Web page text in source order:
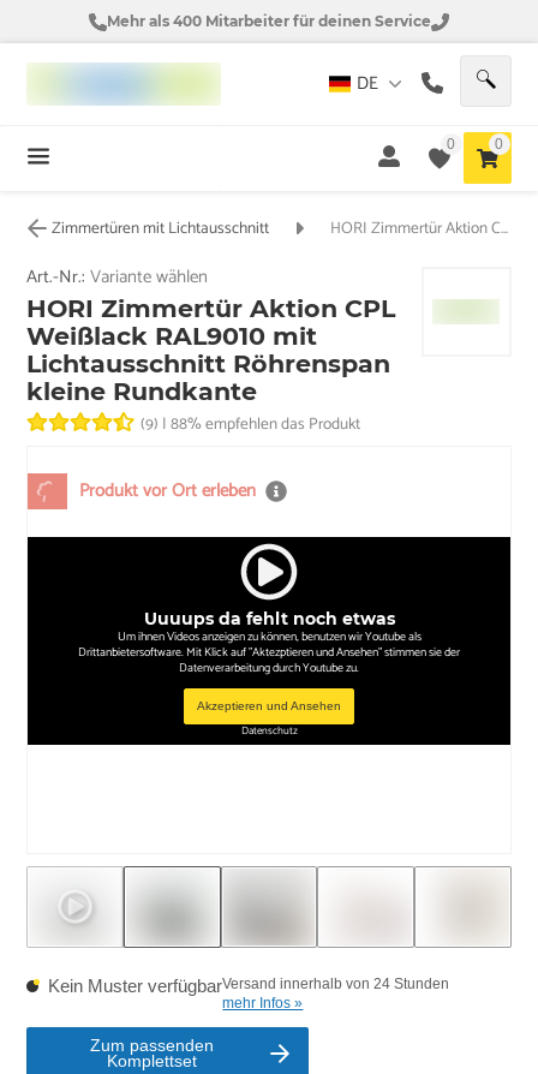
Mehr als 400 Mitarbeiter für deinen Service
DE
0 0
Zimmertüren mit Lichtausschnitt HORI Zimmertür Aktion CPL Weißlack RAL9010 mit Lichtausschnitt Röhrenspan kleine Rundkante
Produkt vor Ort erleben
Uuuups da fehlt noch etwas
Um ihnen Videos anzeigen zu können, benutzen wir Youtube als
Drittanbietersoftware. Mit Klick auf "Aktezptieren und Ansehen" stimmen sie der
Datenverarbeitung durch Youtube zu.
Akzeptieren und Ansehen
Datenschutz
Art.-Nr.:Variante wählen
HORI Zimmertür Aktion CPL
Weißlack RAL9010 mit
Lichtausschnitt Röhrenspan
kleine Rundkante
(9) |88% empfehlen das Produkt
Kein Muster verfügbarVersand innerhalb von 24 Stunden
mehr Infos »
Zum passenden
Komplettset